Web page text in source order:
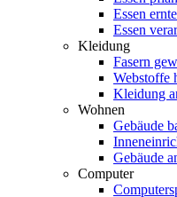
Essen
Essen
Kleidung
Fasern
Webstoffe
Kleidung
Wohnen
Gebäude
Gebäude
Computer